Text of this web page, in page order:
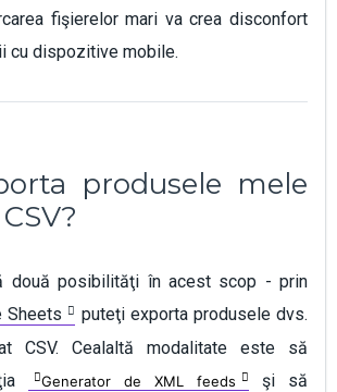
fişierelor mari va crea disconfort
cu dispozitive mobile.
produsele mele
două posibilităţi în acest scop - prin
Sheets
puteţi exporta produsele dvs.
CSV. Cealaltă modalitate este să
Generator de XML feeds
şi să